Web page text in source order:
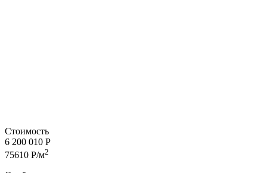
Стоимость
6 200 010 Р
75610 Р/м2